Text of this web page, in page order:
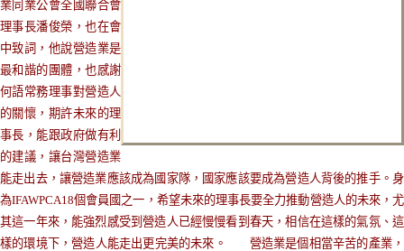
業同業公會全國聯合會
理事長潘俊榮，也在會
中致詞，他說營造業是
最和諧的團體，也感謝
何語常務理事對營造人
的關懷， 期許未來的理
事長，能跟政府做有利
的建議，讓台灣營造業
能走出去，讓營造業應該成為國家隊，國家應該要成為營造人背後的推手。身
為IFAWPCA18個會員國之一，希望未來的理事長要全力推動營造人的未來，尤
其這一年來，能強烈感受到營造人已經慢慢看到春天，相信在這樣的氣氛、這
樣的環境下，營造人能走出更完美的未來。
營造業是個相當辛苦的產業，